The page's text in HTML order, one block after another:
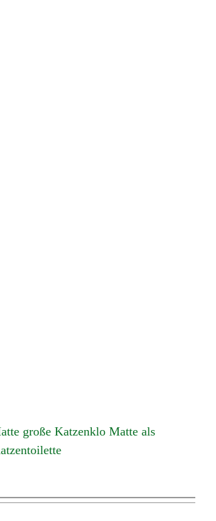
große Katzenklo Matte als